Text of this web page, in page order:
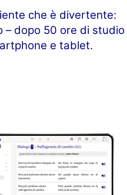
che è divertente:
dopo 50 ore di
e tablet.